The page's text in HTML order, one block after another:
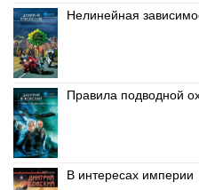
Нелинейная
Правила подводной
В интересах империи